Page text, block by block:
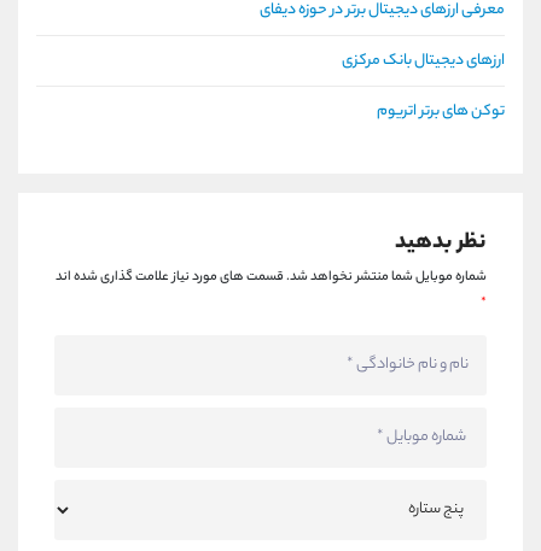
معرفی ارزهای دیجیتال برتر در حوزه دیفای
ارزهای دیجیتال بانک مرکزی
توکن های برتر اتریوم
نظر بدهید
شماره موبایل شما منتشر نخواهد شد.قسمت های مورد نیاز علامت گذاری شده اند
*